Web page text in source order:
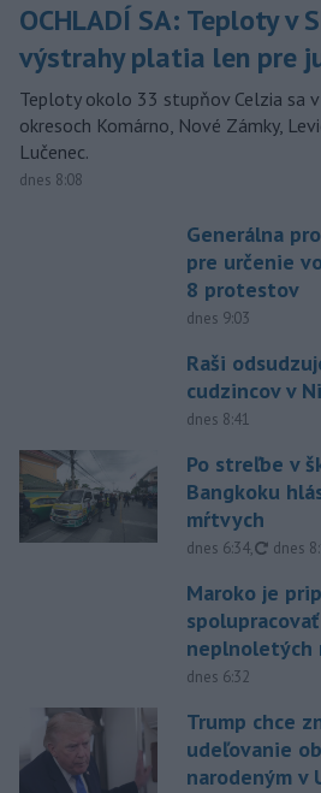
OCHLADÍ SA: Teploty v
výstrahy platia len pre
Teploty okolo 33 stupňov Celzia sa
okresoch Komárno, Nové Zámky,
Lučenec.
dnes 8:08
Generálna
pre určenie
8 protestov
dnes 9:03
Raši
cudzincov v
dnes 8:41
Po streľbe v
Bangkoku
mŕtvych
dnes 6:34, dnes
Maroko je
neplnoletých
dnes 6:32
Trump chce
udeľovanie
narodeným v